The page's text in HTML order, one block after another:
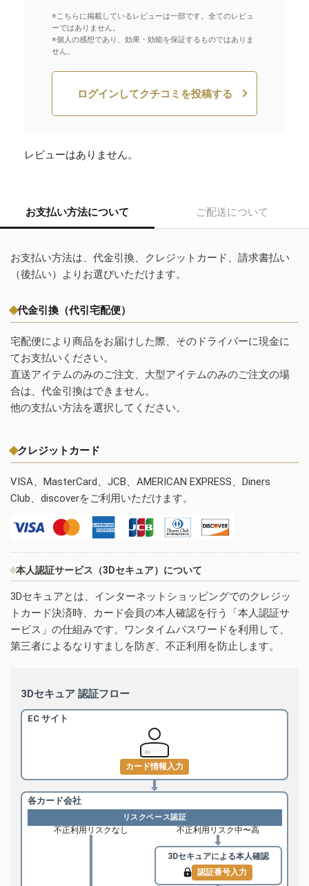
※こちらに掲載しているレビューは一部です。全てのレビュ
ーではありません。
※個人の感想であり、効果・効能を保証するものではありま
せん。
ログインしてクチコミを投稿する
レビューはありません。
お支払い方法について ご配送について
お支払い方法は、代金引換、クレジットカード、請求書払い
（後払い）よりお選びいただけます。
代金引換（代引宅配便）
宅配便により商品をお届けした際、そのドライバーに現金に
てお支払いください。
直送アイテムのみのご注文、大型アイテムのみのご注文の場
合は、代金引換はできません。
他の支払い方法を選択してください。
クレジットカード
VISA、MasterCard、JCB、AMERICAN EXPRESS、Diners
Club、discoverをご利用いただけます。
本人認証サービス（3Dセキュア）について
3Dセキュアとは、インターネットショッピングでのクレジッ
トカード決済時、カード会員の本人確認を行う「本人認証サ
ービス」の仕組みです。ワンタイムパスワードを利用して、
第三者によるなりすましを防ぎ、不正利用を防止します。
3Dセキュア 認証フロー
EC サイト
カード情報入力
各カード会社
リスクベース認証
不正利用リスクなし 不正利用リスク中〜高
3Dセキュアによる本人確認
認証番号入力